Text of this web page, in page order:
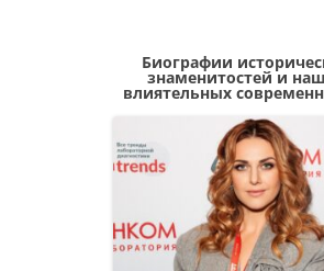
Биографии
знаменитостей и
влиятельных